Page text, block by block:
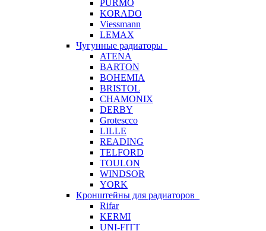
PURMO
KORADO
Viessmann
LEMAX
Чугунные радиаторы
ATENA
BARTON
BOHEMIA
BRISTOL
CHAMONIX
DERBY
Grotescco
LILLE
READING
TELFORD
TOULON
WINDSOR
YORK
Кронштейны для радиаторов
Rifar
KERMI
UNI-FITT